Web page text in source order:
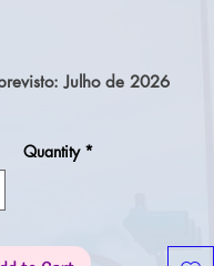
Julho de 2026
figura tem aprox. 9
vem numa embalagem de
Quantity *